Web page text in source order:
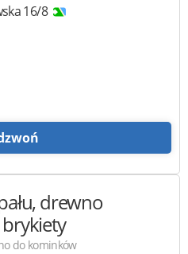
16/8
drewno
do kominków